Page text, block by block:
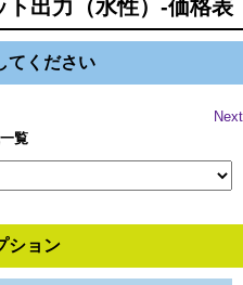
出力（水性）-価格表
てください
Next
覧
ション